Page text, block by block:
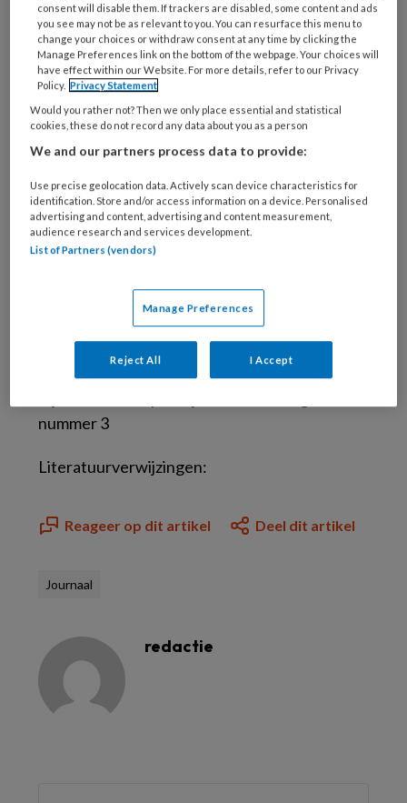
Nederlands instituut voor verantwoord
medicijngebruik, en een nieuw onderdeel van
het Meldpunt Medicijnen dat sinds 2004
bestaat. Gebruikers kunnen zoeken op
ervaringen over de werkzaamheid (zowel
positief als negatief), bijwerkingen,
verpakkingen en andere praktische aspecten
zoals vergoeding van een bepaald medicijn.
De site vult met name het hiaat van de
ervaringen van patiënten met medicijnen;
belangrijke informatie die het Meldpunt
medicijngebruikers, zorgverleners,
fabrikanten en zorgverzekeraars. (SU)
Bladnaam:
nummer 3
Literatuurverwijzingen:
Reageer op dit artikel Deel dit artikel
Journaal
redactie
consent will disable them. If trackers are disabled, some content and ads
you see may not be as relevant to you. You can resurface this menu to
change your choices or withdraw consent at any time by clicking the
Manage Preferences link on the bottom of the webpage. Your choices will
have effect within our Website. For more details, refer to our Privacy
Policy. Privacy Statement
Would you rather not? Then we only place essential and statistical
cookies, these do not record any data about you as a person
We and our partners process data to provide:
Use precise geolocation data. Actively scan device characteristics for
identification. Store and/or access information on a device. Personalised
advertising and content, advertising and content measurement,
audience research and services development.
List of Partners (vendors)
Manage Preferences
Reject All I Accept